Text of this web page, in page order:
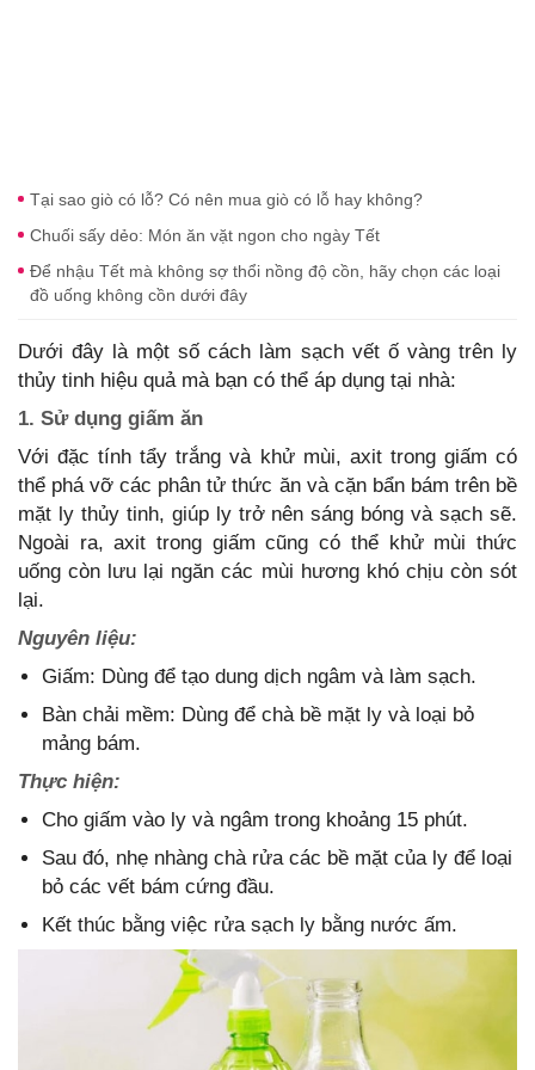
Tại sao giò có lỗ? Có nên mua giò có lỗ hay không?
Chuối sấy dẻo: Món ăn vặt ngon cho ngày Tết
Để nhậu Tết mà không sợ thổi nồng độ cồn, hãy chọn các loại
đồ uống không cồn dưới đây
Dưới đây là một số cách làm sạch vết ố vàng trên ly
thủy tinh hiệu quả mà bạn có thể áp dụng tại nhà:
1. Sử dụng giấm ăn
Với đặc tính tẩy trắng và khử mùi, axit trong giấm có
thể phá vỡ các phân tử thức ăn và cặn bẩn bám trên bề
mặt ly thủy tinh, giúp ly trở nên sáng bóng và sạch sẽ.
Ngoài ra, axit trong giấm cũng có thể khử mùi thức
uống còn lưu lại ngăn các mùi hương khó chịu còn sót
lại.
Nguyên liệu:
Giấm: Dùng để tạo dung dịch ngâm và làm sạch.
Bàn chải mềm: Dùng để chà bề mặt ly và loại bỏ
mảng bám.
Thực hiện:
Cho giấm vào ly và ngâm trong khoảng 15 phút.
Sau đó, nhẹ nhàng chà rửa các bề mặt của ly để loại
bỏ các vết bám cứng đầu.
Kết thúc bằng việc rửa sạch ly bằng nước ấm.